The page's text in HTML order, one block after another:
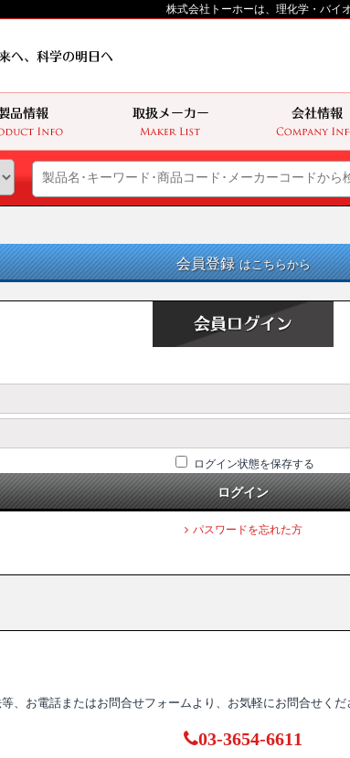
株式会社トーホーは、理化学・バイ
会員登録 はこちらから
ログイン状態を保存する
ログイン
パスワードを忘れた方
、お電話またはお問合せフォームより、お気軽にお問合せくだ
03-3654-6611